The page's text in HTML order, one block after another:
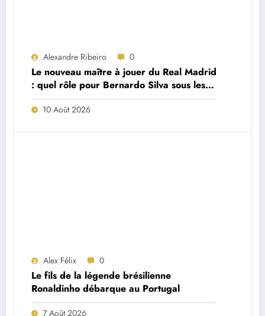
Alexandre Ribeiro 0
Le nouveau maître à jouer du Real Madrid
: quel rôle pour Bernardo Silva sous les
ordres de José Mourinho ?
10 Août 2026
Alex Félix 0
Le fils de la légende brésilienne
Ronaldinho débarque au Portugal
7 Août 2026